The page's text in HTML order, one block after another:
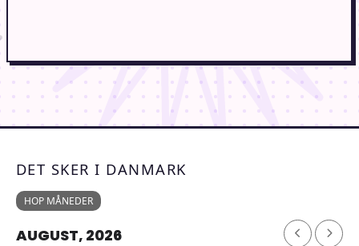
DET SKER I DANMARK
HOP MÅNEDER
AUGUST, 2026